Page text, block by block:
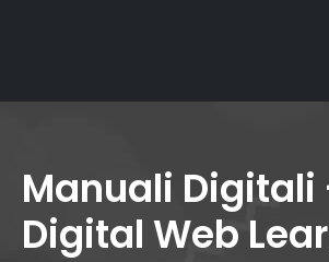
Manuali Digitali
Digital Web